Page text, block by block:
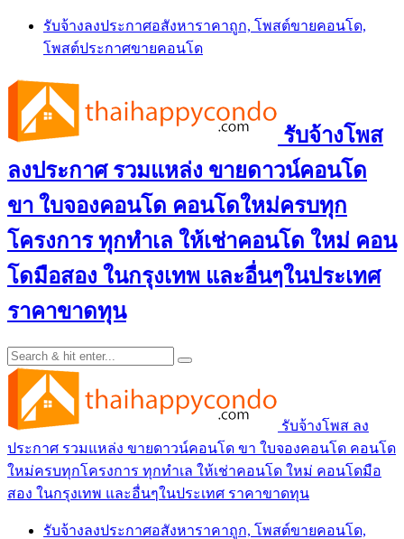
Skip
content
รับจ้างลงประกาศอสังหาราคาถูก, โพสต์ขายคอนโด,
โพสต์ประกาศขายคอนโด
รับจ้างโพส
ลงประกาศ รวมแหล่ง ขายดาวน์คอนโด
ขา ใบจองคอนโด คอนโดใหม่ครบทุก
โครงการ ทุกทำเล ให้เช่าคอนโด ใหม่ คอน
โดมือสอง ในกรุงเทพ และอื่นๆในประเทศ
ราคาขาดทุน
รับจ้างโพส ลง
ประกาศ รวมแหล่ง ขายดาวน์คอนโด ขา ใบจองคอนโด คอนโด
ใหม่ครบทุกโครงการ ทุกทำเล ให้เช่าคอนโด ใหม่ คอนโดมือ
สอง ในกรุงเทพ และอื่นๆในประเทศ ราคาขาดทุน
รับจ้างลงประกาศอสังหาราคาถูก, โพสต์ขายคอนโด,